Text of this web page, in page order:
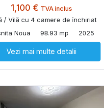
1,100 € TVA inclus
/ Vilă cu 4 camere de închiriat
Noua
98.93 mp 2025
Vezi mai multe detalii